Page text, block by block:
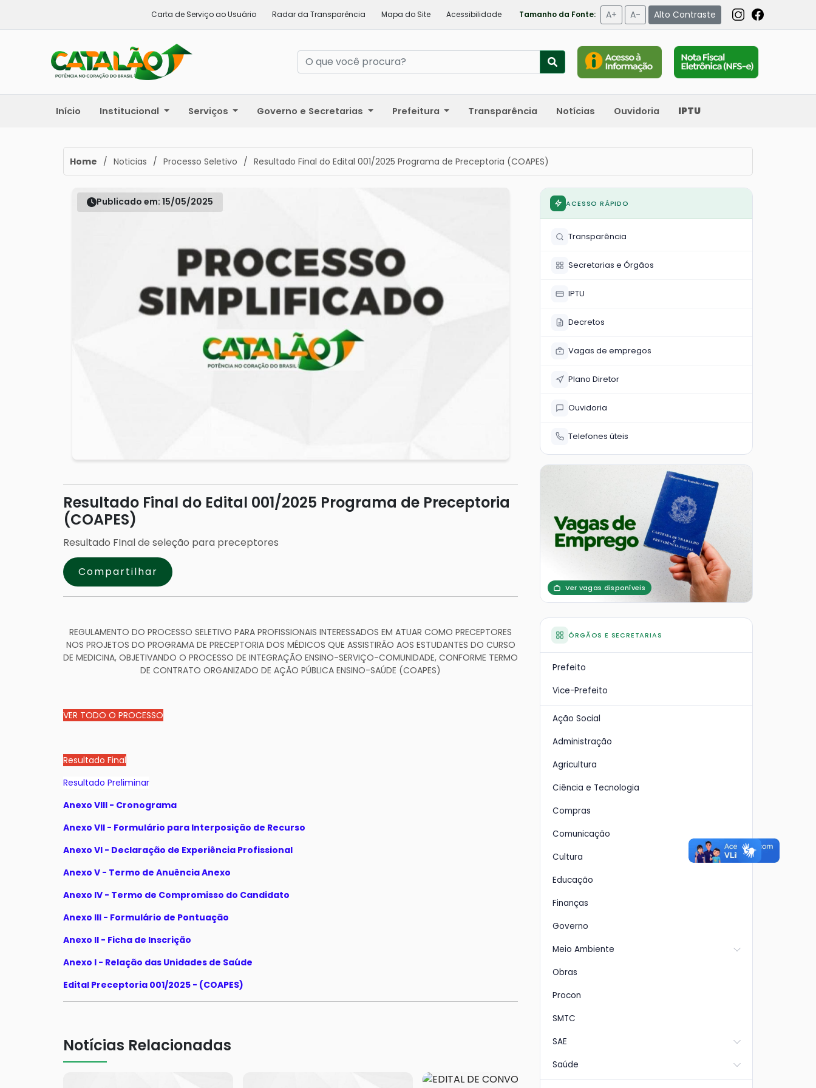
Carta de Serviço ao Usuário Radar da Transparência Mapa do Site Acessibilidade Tamanho da Fonte: A+ A- Alto Contraste
Início Institucional Serviços Governo e Secretarias Prefeitura Transparência Notícias Ouvidoria IPTU
Home / Noticias / Processo Seletivo / Resultado Final do Edital 001/2025 Programa de Preceptoria (COAPES)
Publicado em: 15/05/2025
Resultado Final do Edital 001/2025 Programa de Preceptoria
(COAPES)
Resultado FInal de seleção para preceptores
Compartilhar
REGULAMENTO DO PROCESSO SELETIVO PARA PROFISSIONAIS INTERESSADOS EM ATUAR COMO PRECEPTORES
NOS PROJETOS DO PROGRAMA DE PRECEPTORIA DOS MÉDICOS QUE ASSISTIRÃO AOS ESTUDANTES DO CURSO
DE MEDICINA, OBJETIVANDO O PROCESSO DE INTEGRAÇÃO ENSINO-SERVIÇO-COMUNIDADE, CONFORME TERMO
DE CONTRATO ORGANIZADO DE AÇÃO PÚBLICA ENSINO-SAÚDE (COAPES)
VER TODO O PROCESSO
Resultado Final
Resultado Preliminar
Anexo VIII - Cronograma
Anexo VII - Formulário para Interposição de Recurso
Anexo VI - Declaração de Experiência Profissional
Anexo V - Termo de Anuência Anexo
Anexo IV - Termo de Compromisso do Candidato
Anexo III - Formulário de Pontuação
Anexo II - Ficha de Inscrição
Anexo I - Relação das Unidades de Saúde
Edital Preceptoria 001/2025 - (COAPES)
Notícias Relacionadas
ACESSO RÁPIDO
Transparência
Secretarias e Órgãos
IPTU
Decretos
Vagas de empregos
Plano Diretor
Ouvidoria
Telefones úteis
Ver vagas disponíveis
ÓRGÃOS E SECRETARIAS
Prefeito
Vice-Prefeito
Ação Social
Administração
Agricultura
Ciência e Tecnologia
Compras
Comunicação
Cultura
Educação
Finanças
Governo
Meio Ambiente
Obras
Procon
SMTC
SAE
Saúde